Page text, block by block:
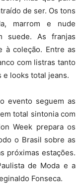
de ser. Os tons
marrom e nude
suede. As franjas
à coleção. Entre as
com listras tanto
e looks total jeans.
evento seguem as
total sintonia com
Week prepara os
o Brasil sobre as
próximas estações.
de Moda e a
Fonseca.